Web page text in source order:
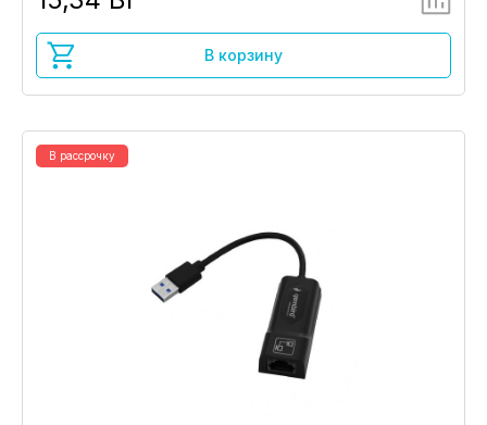
В корзину
В рассрочку